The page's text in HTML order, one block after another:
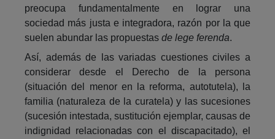
preocupa fundamentalmente en lograr una
sociedad más justa e integradora, razón por la que
suelen abundar las propuestas de lege ferenda.
Así, además de las variadas cuestiones civiles a
considerar desde el Derecho de la persona
(situación del menor en la reforma, autotutela), la
familia (naturaleza de la curatela) y las sucesiones
(sucesión intestada, sustitución ejemplar, causas de
indignidad relacionadas con el discapacitado), el